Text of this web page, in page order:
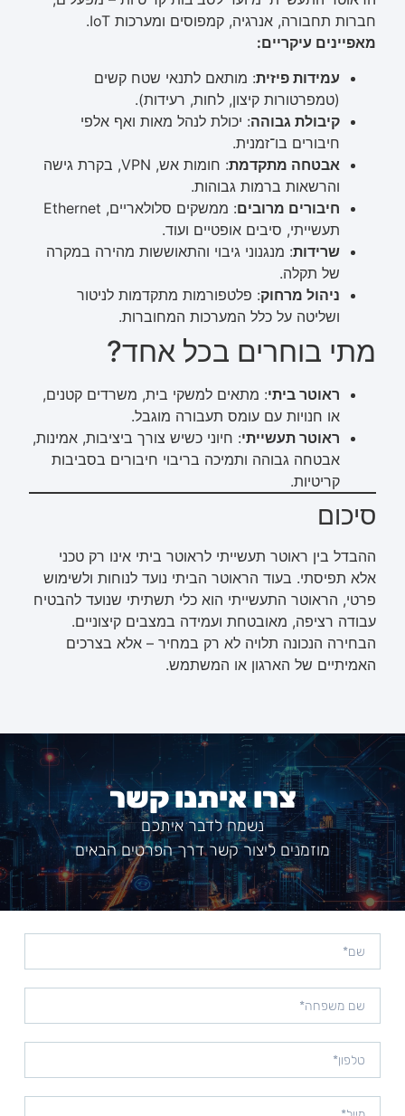
חברות תחבורה, אנרגיה, קמפוסים ומערכות IoT.
מאפיינים עיקריים:
עמידות פיזית: מותאם לתנאי שטח קשים
(טמפרטורות קיצון, לחות, רעידות).
קיבולת גבוהה: יכולת לנהל מאות ואף אלפי
חיבורים בו־זמנית.
אבטחה מתקדמת
: חומות אש, VPN, בקרת גישה
והרשאות ברמות גבוהות.
חיבורים מרובים
: ממשקים סלולאריים, Ethernet
תעשייתי, סיבים אופטיים ועוד.
שרידות: מנגנוני גיבוי והתאוששות מהירה במקרה
של תקלה.
ניהול מרחוק: פלטפורמות מתקדמות לניטור
ושליטה על כלל המערכות המחוברות.
מתי בוחרים בכל אחד?
ראוטר ביתי: מתאים למשקי בית, משרדים קטנים,
או חנויות עם עומס תעבורה מוגבל.
ראוטר תעשייתי: חיוני כשיש צורך ביציבות, אמינות,
אבטחה גבוהה ותמיכה בריבוי חיבורים בסביבות
קריטיות.
סיכום
ההבדל בין ראוטר תעשייתי לראוטר ביתי אינו רק טכני
אלא תפיסתי. בעוד הראוטר הביתי נועד לנוחות ולשימוש
פרטי, הראוטר התעשייתי הוא כלי תשתיתי שנועד להבטיח
עבודה רציפה, מאובטחת ועמידה במצבים קיצוניים.
הבחירה הנכונה תלויה לא רק במחיר – אלא בצרכים
האמיתיים של הארגון או המשתמש.
צרו איתנו קשר
נשמח לדבר איתכם
מוזמנים ליצור קשר דרך הפרטים הבאים